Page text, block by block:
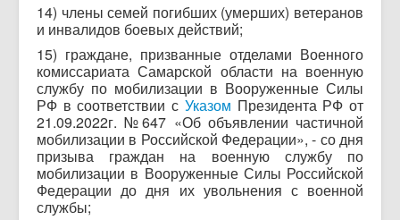
14) члены семей погибших (умерших) ветеранов
и инвалидов боевых действий;
15) граждане, призванные отделами Военного
комиссариата Самарской области на военную
службу по мобилизации в Вооруженные Силы
РФ в соответствии с Указом Президента РФ от
21.09.2022г. №647 «Об объявлении частичной
мобилизации в Российской Федерации», - со дня
призыва граждан на военную службу по
мобилизации в Вооруженные Силы Российской
Федерации до дня их увольнения с военной
службы;